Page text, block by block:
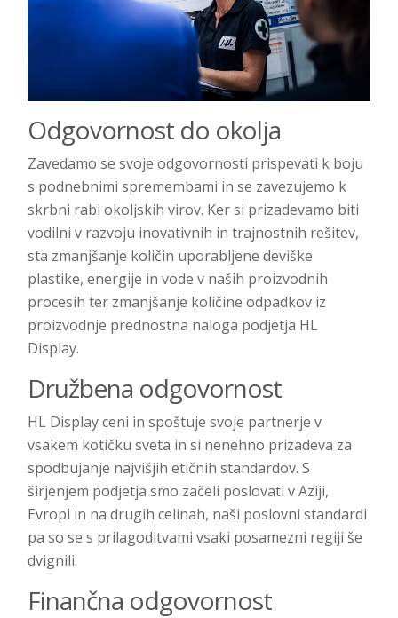
Odgovornost do okolja
Zavedamo se svoje odgovornosti prispevati k boju
s podnebnimi spremembami in se zavezujemo k
skrbni rabi okoljskih virov. Ker si prizadevamo biti
vodilni v razvoju inovativnih in trajnostnih rešitev,
sta zmanjšanje količin uporabljene deviške
plastike, energije in vode v naših proizvodnih
procesih ter zmanjšanje količine odpadkov iz
proizvodnje prednostna naloga podjetja HL
Display.
Družbena odgovornost
HL Display ceni in spoštuje svoje partnerje v
vsakem kotičku sveta in si nenehno prizadeva za
spodbujanje najvišjih etičnih standardov. S
širjenjem podjetja smo začeli poslovati v Aziji,
Evropi in na drugih celinah, naši poslovni standardi
pa so se s prilagoditvami vsaki posamezni regiji še
dvignili.
Finančna odgovornost